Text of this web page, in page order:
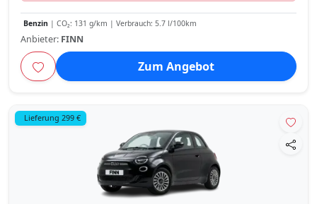
Benzin | CO₂: 131 g/km | Verbrauch: 5.7 l/100km
Anbieter: FINN
Zum Angebot
Lieferung 299 €